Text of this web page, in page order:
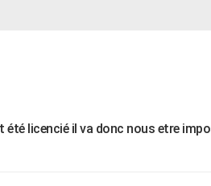
licencié il va donc nous etre